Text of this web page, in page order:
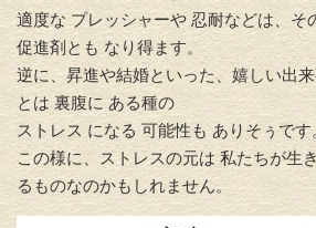
適度な プレッシャーや 忍耐などは、そ
促進剤とも なり得ます。
逆に、昇進や結婚といった、嬉しい出来
とは 裏腹に ある種の
ストレス になる 可能性も ありそぅです
この様に、 ストレスの元は 私たちが生
るものなのかもしれません。